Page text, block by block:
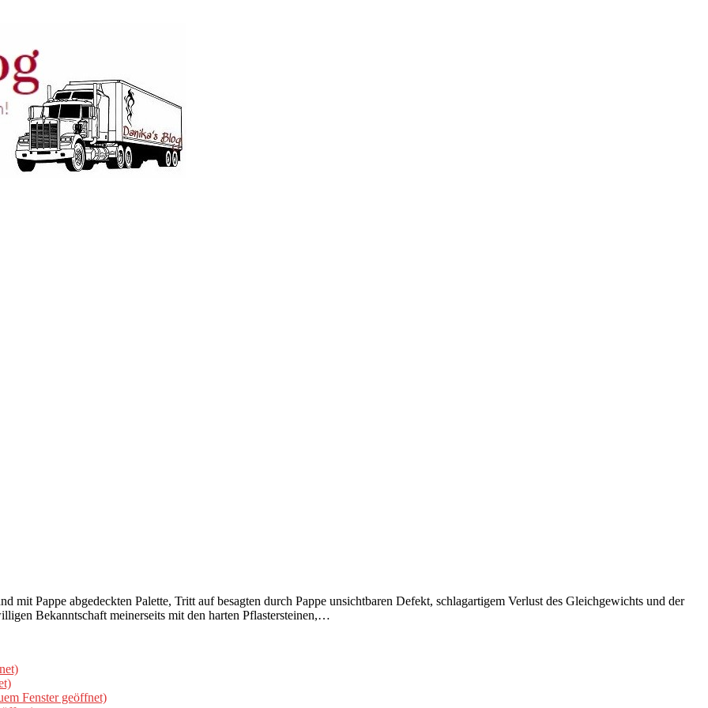
mit Pappe abgedeckten Palette, Tritt auf besagten durch Pappe unsichtbaren Defekt, schlagartigem Verlust des Gleichgewichts und der
Bekanntschaft meinerseits mit den harten Pflastersteinen,…
Fenster geöffnet)